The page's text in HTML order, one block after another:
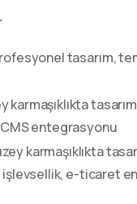
tasarım,
karmaşıklıkta
entegrasyonu
karmaşıklıkta
işlevsellik, e-ticaret